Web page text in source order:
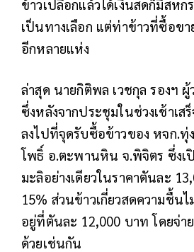
ข้าวเปลือกแล้วได้เงินสดก็มีสห
เป็นทางเลือก แต่ท่าข้าวที่ซื้อขา
อีกหลายแห่ง
ล่าสุด นายกิติพล เวชกุล รองฯ
ซึ่งหลังจากประชุมในช่วงเช้าเส
ลงไปที่จุดรับซื้อข้าวของ หจก.ทุ่
โพธิ์ อ.ตะพานหิน จ.พิจิตร ซึ่งเ
มะลิอย่างเดียวในราคาตันละ
15% ส่วนข้าวเกี่ยวสดความชื้น
อยู่ที่ตันละ 12,000 บาท โดยจ่า
ด้วยเช่นกัน